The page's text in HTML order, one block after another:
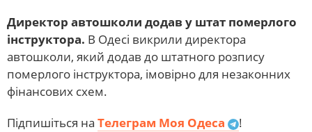
Директор автошколи додав у штат померлого
інструктора. В Одесі викрили директора
автошколи, який додав до штатного розпису
померлого інструктора, імовірно для незаконних
фінансових схем.
Підпишіться на Телеграм Моя Одеса !